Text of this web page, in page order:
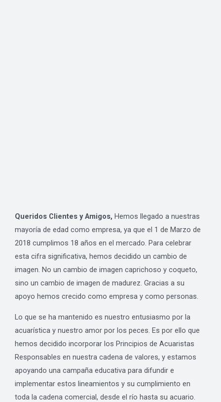
Queridos Clientes y Amigos, Hemos llegado a nuestras
mayoría de edad como empresa, ya que el 1 de Marzo de
2018 cumplimos 18 años en el mercado. Para celebrar
esta cifra significativa, hemos decidido un cambio de
imagen. No un cambio de imagen caprichoso y coqueto,
sino un cambio de imagen de madurez. Gracias a su
apoyo hemos crecido como empresa y como personas.
Lo que se ha mantenido es nuestro entusiasmo por la
acuarística y nuestro amor por los peces. Es por ello que
hemos decidido incorporar los Principios de Acuaristas
Responsables en nuestra cadena de valores, y estamos
apoyando una campaña educativa para difundir e
implementar estos lineamientos y su cumplimiento en
toda la cadena comercial, desde el río hasta su acuario.